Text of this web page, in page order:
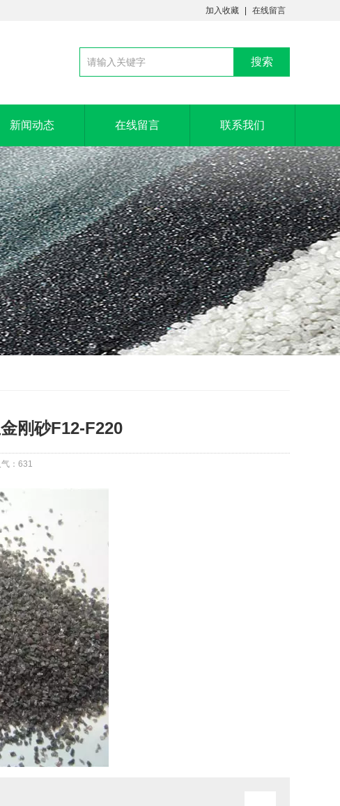
加入收藏 在线留言
新闻动态 在线留言 联系我们
刚砂F12-F220
： 631